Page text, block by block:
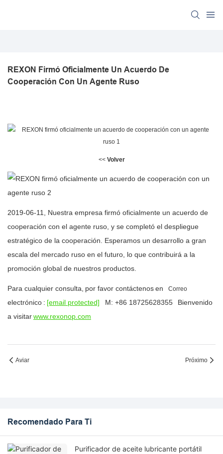
REXON Firmó Oficialmente Un Acuerdo De
Cooperación Con Un Agente Ruso
<< Volver
2019-06-11, Nuestra empresa firmó oficialmente un acuerdo de
cooperación con el agente ruso, y se completó el despliegue
estratégico de la cooperación. Esperamos un desarrollo a gran
escala del mercado ruso en el futuro, lo que contribuirá a la
promoción global de nuestros productos.
Para cualquier consulta, por favor contáctenosen Correo
electrónico : [email protected] M: +86 18725628355
Bienvenido
a visitarwww.rexonop.com
Aviar Próximo
Recomendado Para Ti
Purificador de aceite lubricante portátil